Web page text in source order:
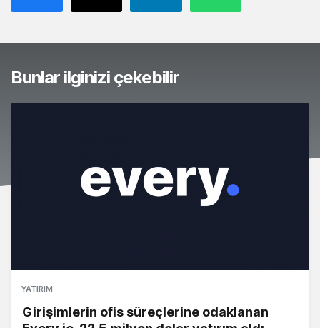
Bunlar ilginizi çekebilir
YATIRIM
Girişimlerin ofis süreçlerine odaklanan